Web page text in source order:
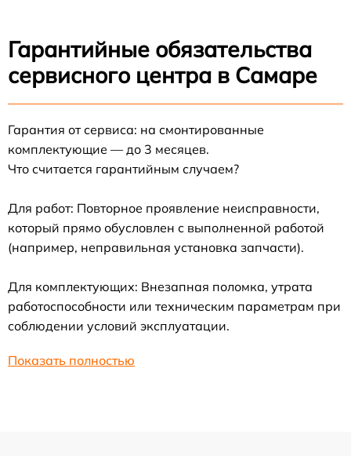
Гарантийные обязательства
сервисного центра в Самаре
Гарантия от сервиса: на смонтированные
комплектующие — до 3 месяцев.
Что считается гарантийным случаем?
Для работ: Повторное проявление неисправности,
который прямо обусловлен с выполненной работой
(например, неправильная установка запчасти).
Для комплектующих: Внезапная поломка, утрата
работоспособности или техническим параметрам при
соблюдении условий эксплуатации.
Показать полностью